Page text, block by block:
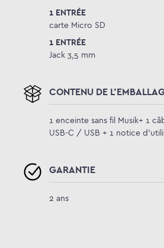
1 ENTRÉE
carte Micro SD
1 ENTRÉE
Jack 3,5 mm
CONTENU DE
1 enceinte sans fil Musik+ 1
USB-C / USB + 1 notice
GARANTIE
2 ans